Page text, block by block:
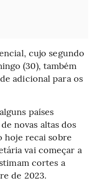
cujo segundo
(30), também
adicional para os
países
novas altas dos
hoje recai sobre
vai começar a
cortes a
de 2023.